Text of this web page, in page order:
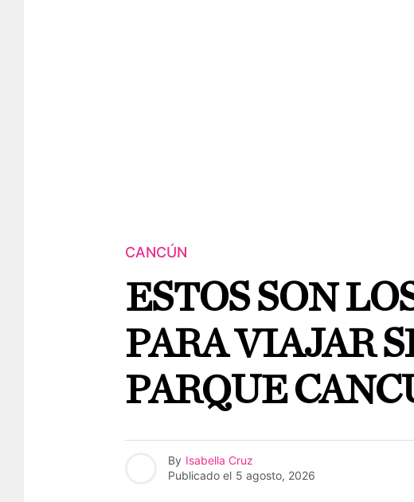
CANCÚN
ESTOS SON
PARA VIAJAR
PARQUE
By Isabella Cruz
Publicado el 5 agosto, 2026